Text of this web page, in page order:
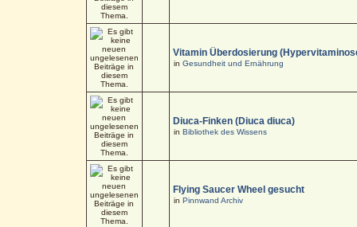
Vitamin Überdosierung
in Gesundheit und Ernährung
Diuca-Finken (Diuca diuca)
in Bibliothek des Wissens
Flying Saucer Wheel gesucht
in Pinnwand Archiv